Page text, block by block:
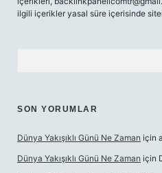
ilgili içerikler yasal süre içerisinde
SON YORUMLAR
Dünya Yakışıklı Günü Ne Zaman için
Dünya Yakışıklı Günü Ne Zaman için